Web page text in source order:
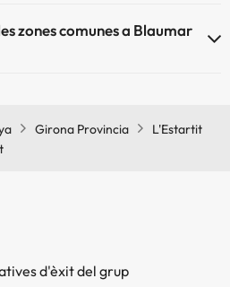
la piscina i altres instal·lacions.
zones comunes a Blaumar
Girona Provincia
L'Estartit
d'èxit del grup